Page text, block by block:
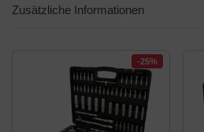
Zusätzliche Informationen
-25%